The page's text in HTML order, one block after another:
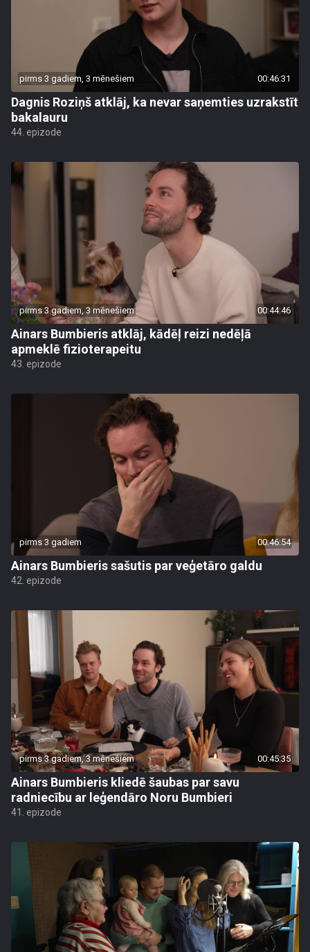
pirms 3 gadiem, 3 mēnešiem 00:46:31
Dagnis Roziņš atklāj, ka nevar saņemties uzrakstīt
bakalauru
44. epizode
pirms 3 gadiem, 3 mēnešiem 00:44:46
Ainars Bumbieris atklāj, kādēļ reizi nedēļā
apmeklē fizioterapeitu
43. epizode
pirms 3 gadiem 00:46:54
Ainars Bumbieris sašutis par veģetāro galdu
42. epizode
pirms 3 gadiem, 3 mēnešiem 00:45:35
Ainars Bumbieris kliedē šaubas par savu
radniecību ar leģendāro Noru Bumbieri
41. epizode